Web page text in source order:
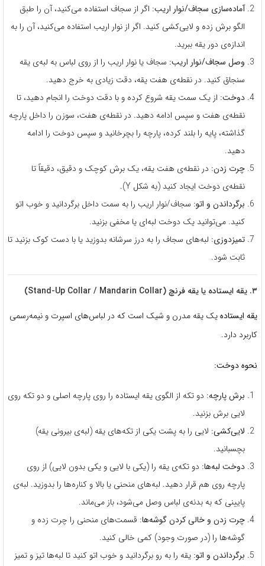
آماده‌سازی سجاف/نوار اریب: اگر از سجاف استفاده می‌کنید، آن را طبق
الگو برش زده و لایی‌کشی کنید. اگر از نوار اریب استفاده می‌کنید، آن را به
اندازه‌ی دور یقه ببرید.
وصل سجاف/نوار اریب: سجاف یا نوار اریب را از روی لباس به لبه‌ی یقه
سنجاق کنید. در نقطه‌ی هفت یقه، دقت زیادی به خرج دهید.
دوخت: از یک سمت یقه شروع کرده و با دقت دوخت را انجام دهید، تا
نقطه‌ی هفت و سپس ادامه دهید. در نقطه‌ی هفت، سوزن را داخل پارچه
گذاشته، پایه را بلند کرده، پارچه را بچرخانید و سپس دوخت را ادامه
دهید.
چرت زدن: در نقطه‌ی هفت یقه، یک برش کوچک و دقیق، دقیقاً تا
نقطه‌ی دوخت ایجاد کنید (به شکل Y).
برگرداندن و اتو: سجاف/نوار اریب را به سمت داخل برگردانید و خوب اتو
کنید. می‌توانید یک دوخت لبه‌ای یا مخفی بزنید.
تمیزدوزی: لبه‌های سجاف را به درز سرشانه بدوزید یا با دست کوک بزنید تا
ثابت شود.
۳. یقه ایستاده یا یقه فرنچ (Stand-Up Collar / Mandarin Collar)
یقه ایستادهیک یقه مدرن و شیک است که در لباس‌های اسپرت و نیمه‌رسمی
کاربرد دارد.
نحوه دوخت:
برش پارچه: دو تکه از الگوی یقه ایستاده را روی پارچه اصلی و دو تکه روی
لایی برش بزنید.
لایی‌کشی: لایی را به پشت یکی از تکه‌های یقه (لبه‌ی بیرونی یقه)
بچسبانید.
دوخت لبه‌ها: دو تکه‌ی یقه را (یکی با لایی و یکی بدون لایی) از روی
پارچه روی هم قرار دهید. لبه‌های منحنی یا بالا و کناره‌ها را بدوزید. لبه‌ی
پایینی که به بدنه‌ی لباس وصل می‌شود، باز می‌ماند.
چرت زدن و خالی کردن گوشه‌ها: قسمت‌های منحنی را چرت زده و
گوشه‌ها را (در صورت وجود) کمی خالی کنید.
برگرداندن و اتو: یقه را به رو برگردانید و خوب اتو کنید تا لبه‌ها تیز و تمیز